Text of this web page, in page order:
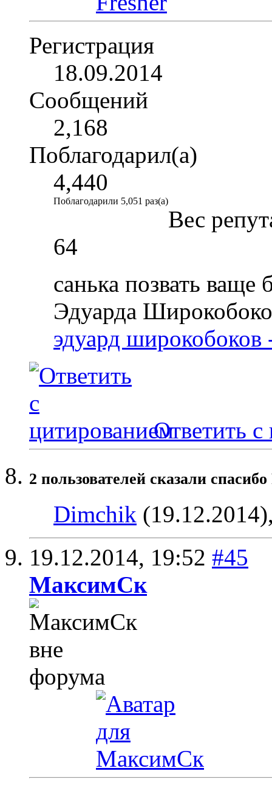
Регистрация
18.09.2014
Сообщений
2,168
Поблагодарил(а)
4,440
Поблагодарили 5,051 раз(а)
Вес
64
санька позвать
Эдуарда
эдуард широкобоков
Ответить с
2 пользователей сказали
Dimchik
19.12.2014, 19:52 #45
МаксимСк